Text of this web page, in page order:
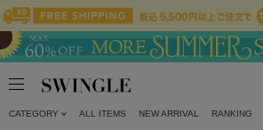
CATEGORY ALL ITEMS NEW ARRIVAL RANKING